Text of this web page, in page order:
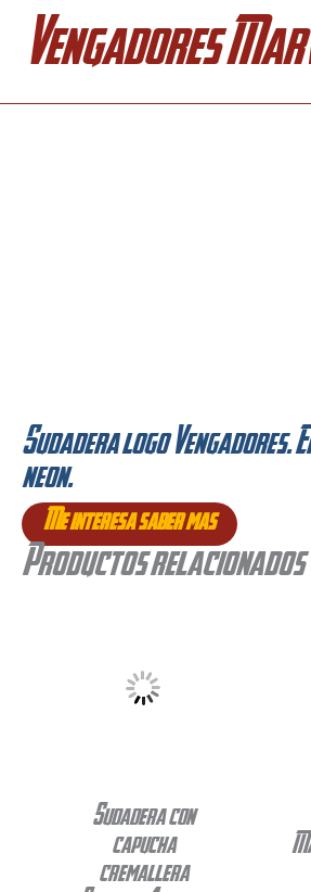
Vengadores
Sudadera logo Vengadores.
neon.
Me interesa saber mas
Productos relacionados
Sudadera con
capucha
cremallera